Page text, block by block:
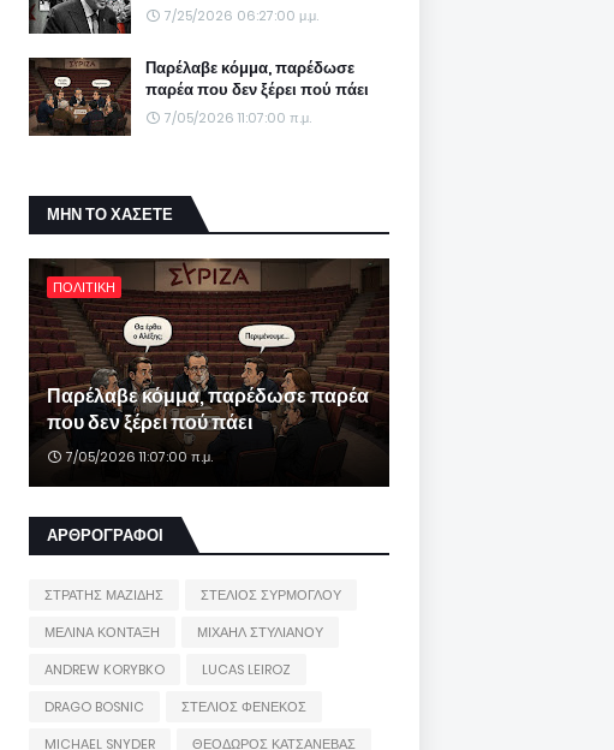
7/25/2026 06:27:00 μ.μ.
Παρέλαβε κόμμα, παρέδωσε
παρέα που δεν ξέρει πού πάει
7/05/2026 11:07:00 π.μ.
ΜΗΝ ΤΟ ΧΑΣΕΤΕ
ΠΟΛΙΤΙΚΗ
Παρέλαβε κόμμα, παρέδωσε παρέα
που δεν ξέρει πού πάει
7/05/2026 11:07:00 π.μ.
ΑΡΘΡΟΓΡΑΦΟΙ
ΣΤΡΑΤΗΣ ΜΑΖΙΔΗΣ
ΣΤΕΛΙΟΣ ΣΥΡΜΟΓΛΟΥ
ΜΕΛΙΝΑ ΚΟΝΤΑΞΗ
ΜΙΧΑΗΛ ΣΤΥΛΙΑΝΟΥ
ANDREW KORYBKO
LUCAS LEIROZ
DRAGO BOSNIC
ΣΤΕΛΙΟΣ ΦΕΝΕΚΟΣ
MICHAEL SNYDER
ΘΕΟΔΩΡΟΣ ΚΑΤΣΑΝΕΒΑΣ